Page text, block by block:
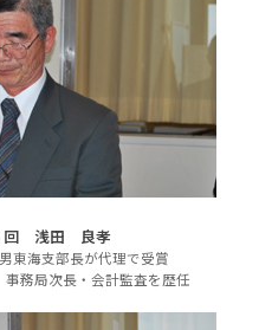
回 浅田 良孝
東海支部長が代理で受賞
務局次長・会計監査を歴任